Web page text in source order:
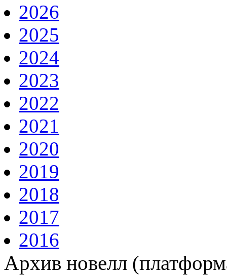
2026
2025
2024
2023
2022
2021
2020
2019
2018
2017
2016
Архив новелл